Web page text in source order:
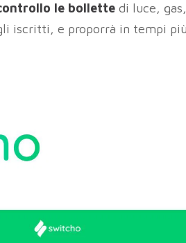
le bollette di luce, gas,
iscritti, e proporrà in tempi